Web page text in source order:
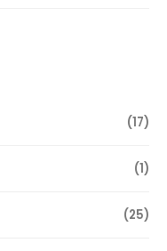
(17)
(1)
(25)